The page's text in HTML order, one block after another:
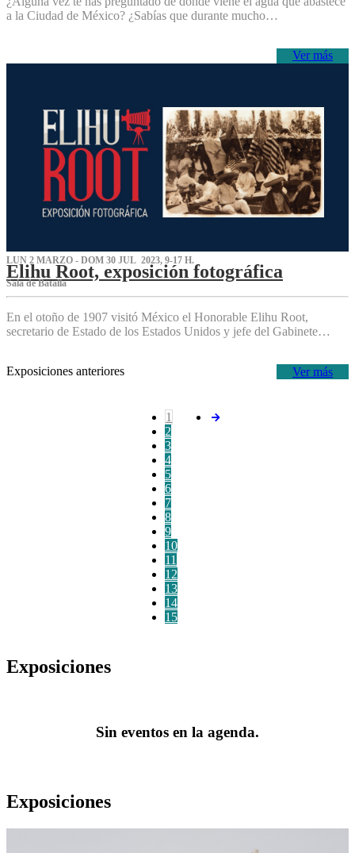
a la Ciudad de México? ¿Sabías que durante mucho…
Ver más
LUN 2 MARZO - DOM 30 JUL 2023, 9-17 H.
Elihu Root, exposición fotográfica
Sala de Batalla
En el otoño de 1907 visitó México el Honorable Elihu Root,
secretario de Estado de los Estados Unidos y jefe del Gabinete…
Ver más
Exposiciones anteriores
1
2
3
4
5
6
7
8
9
10
11
12
13
14
15
Exposiciones
Sin eventos en la agenda.
Exposiciones